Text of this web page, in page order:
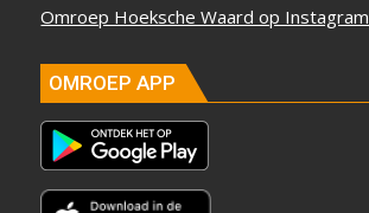
Omroep Hoeksche Waard op Instagram
OMROEP APP